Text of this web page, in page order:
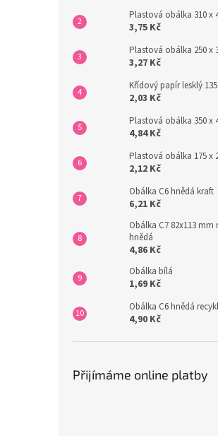
Plastová obálka 310 x
3,75 Kč
Plastová obálka 250 x
3,27 Kč
Křídový papír lesklý
2,03 Kč
Plastová obálka 350 x
4,84 Kč
Plastová obálka 175 x
2,12 Kč
Obálka C6 hnědá kraft
6,21 Kč
Obálka C7 82x113 mm
hnědá
4,86 Kč
Obálka bílá
1,69 Kč
Obálka C6 hnědá recykl
4,90 Kč
Přijímáme online platby